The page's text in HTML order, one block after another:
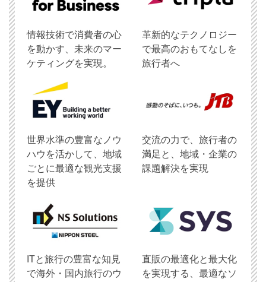
情報技術で消費者の心
を動かす、未来のマー
ケティングを実現。
革新的なテクノロジー
で最高のおもてなしを
旅行者へ
世界水準の豊富なノウ
ハウを活かして、地域
ごとに最適な観光支援
を提供
交流の力で、旅行者の
満足と、地域・企業の
課題解決を実現
ITと旅行の豊富な知見
で海外・国内旅行のウ
直販の最適化と最大化
を実現する、最適なソ